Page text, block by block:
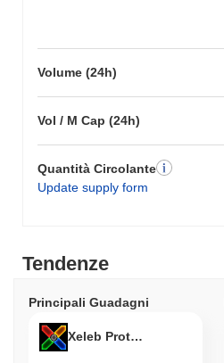
Volume (24h)
Vol / M Cap (24h)
Quantità Circolante
Update supply form
Tendenze
Principali Guadagni
Xeleb Protocol